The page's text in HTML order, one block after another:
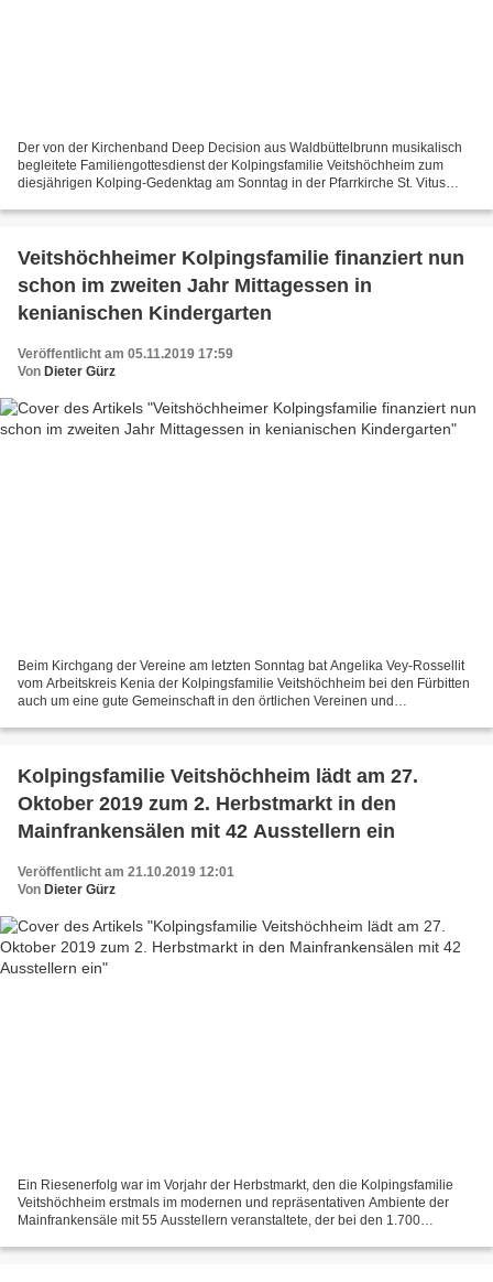
Der von der Kirchenband Deep Decision aus Waldbüttelbrunn musikalisch
begleitete Familiengottesdienst der Kolpingsfamilie Veitshöchheim zum
diesjährigen Kolping-Gedenktag am Sonntag in der Pfarrkirche St. Vitus
Veitshöchheimer Kolpingsfamilie finanziert nun
schon im zweiten Jahr Mittagessen in
kenianischen Kindergarten
Veröffentlicht am 05.11.2019 17:59
Von Dieter Gürz
Beim Kirchgang der Vereine am letzten Sonntag bat Angelika Vey-Rossellit
vom Arbeitskreis Kenia der Kolpingsfamilie Veitshöchheim bei den Fürbitten
auch um eine gute Gemeinschaft in den örtlichen Vereinen und
Kolpingsfamilie Veitshöchheim lädt am 27.
Oktober 2019 zum 2. Herbstmarkt in den
Mainfrankensälen mit 42 Ausstellern ein
Veröffentlicht am 21.10.2019 12:01
Von Dieter Gürz
Ein Riesenerfolg war im Vorjahr der Herbstmarkt, den die Kolpingsfamilie
Veitshöchheim erstmals im modernen und repräsentativen Ambiente der
Mainfrankensäle mit 55 Ausstellern veranstaltete, der bei den 1.700